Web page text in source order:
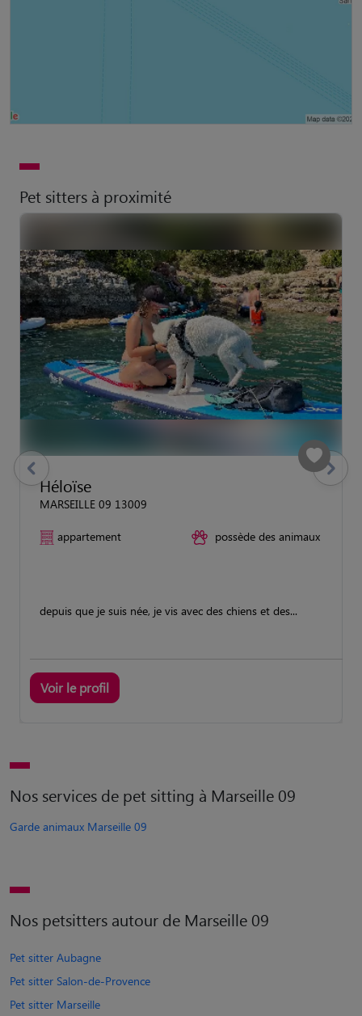
Pet sitters à proximité
Héloïse
MARSEILLE 09 13009
appartement possède des animaux
depuis que je suis née, je vis avec des chiens et des...
Voir le profil
previous Suivant
Nos services de pet sitting à Marseille 09
Garde animaux Marseille 09
Nos petsitters autour de Marseille 09
Pet sitter Aubagne
Pet sitter Salon-de-Provence
Pet sitter Marseille